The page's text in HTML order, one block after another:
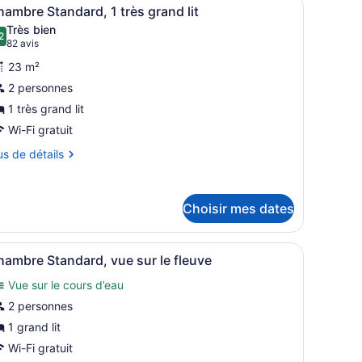
:
8 Standard, 1 très grand lit
sur 10
Très bien
82 avis
(82 avis)
23 m²
2 personnes
1 très grand lit
Wi-Fi gratuit
de détails
Choisir mes dates
lit, un bureau, une chaise, une lampe et une fenêtre avec des
Une chambre d’hôtel avec un grand lit,
10 Standard, vue sur le fleuve
Vue sur le cours d’eau
2 personnes
1 grand lit
Wi-Fi gratuit